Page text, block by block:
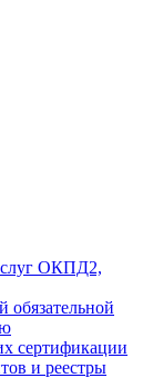
ОКПД2,
сертификации
и реестры